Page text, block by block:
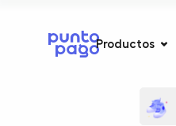
Productos